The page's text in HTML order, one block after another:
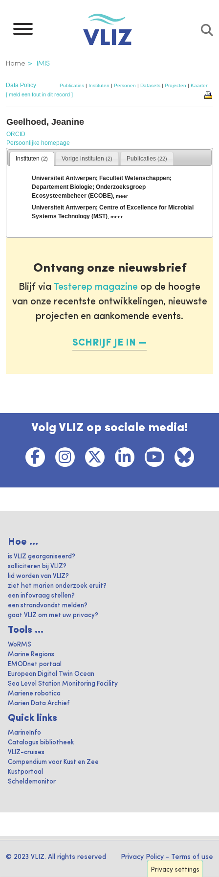
naar
inhoud
gaan
Kruimelpad
Home IMIS
Data Policy Publicaties| Instituten | Personen | Datasets| Projecten | Kaarten
[ meld een fout in dit record ]
Geelhoed, Jeanine
ORCID
Persoonlijke homepage
Instituten (2) Vorige instituten(2) Publicaties (22)
Universiteit Antwerpen; Faculteit Wetenschappen;
Departement Biologie; Onderzoeksgroep
Ecosysteembeheer (ECOBE) ,meer
Universiteit Antwerpen; Centre of Excellence for Microbial
Systems Technology (MST) ,meer
Ontvang onze nieuwsbrief
Blijf via Testerep magazine op de hoogte
van onze recentste ontwikkelingen, nieuwste
projecten en aankomende events.
SCHRIJF JE IN
Volg VLIZ op sociale media!
Hoe ...
is VLIZ georganiseerd?
solliciteren bij VLIZ?
lid worden van VLIZ?
ziet het marien onderzoek eruit?
een infovraag stellen?
een strandvondst melden?
gaat VLIZ om met uw privacy?
Tools ...
WoRMS
Marine Regions
EMODnet portaal
European Digital Twin Ocean
Sea Level Station Monitoring Facility
Mariene robotica
Marien Data Archief
Quick links
MarineInfo
Catalogus bibliotheek
VLIZ-cruises
Compendium voor Kust en Zee
Kustportaal
Scheldemonitor
© 2023 VLIZ. All rights reserved Privacy Policy - Terms of use
Privacy settings